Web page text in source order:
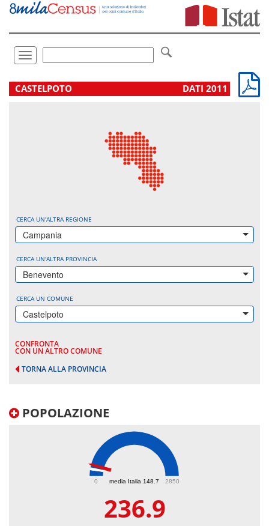
Vai
direttamente
Toggle
navigation
.
CASTELPOTO DATI 2011
CERCA UN'ALTRA REGIONE
Campania
CERCA UN'ALTRA PROVINCIA
Benevento
CERCA UN COMUNE
Castelpoto
CONFRONTA
CON UN ALTRO COMUNE
TORNA ALLA PROVINCIA
POPOLAZIONE
media Italia 148.7
0 2850
236.9